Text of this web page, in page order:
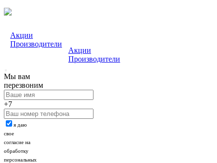
Акции
Производители
Акции
Производители
Мы вам
перезвоним
+7
я даю
свое
согласие на
обработку
персональных